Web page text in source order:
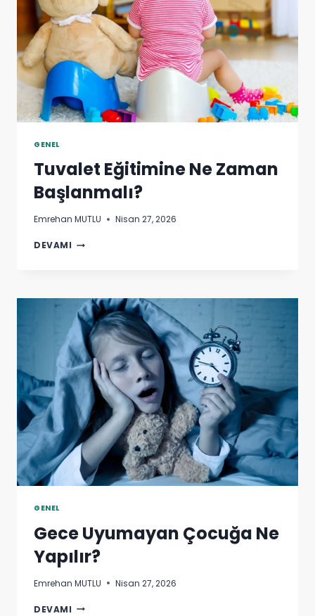
GENEL
Tuvalet Eğitimine Ne Zaman
Başlanmalı?
Emrehan MUTLU Nisan 27, 2026
DEVAMI TUVALET
BAŞLANMALI?
GENEL
Gece Uyumayan Çocuğa Ne
Yapılır?
Emrehan MUTLU Nisan 27, 2026
DEVAMI GECE